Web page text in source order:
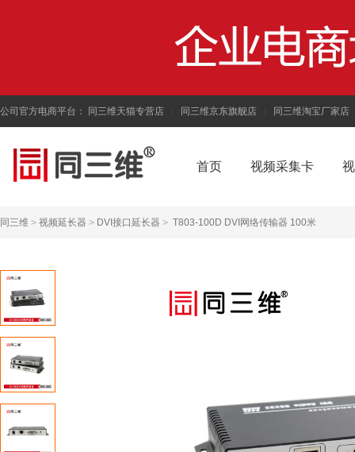
公司官方电商平台： 同三维天猫专营店 同三维京东旗舰店 同三维淘宝厂家店
首页 视频采集卡
同三维 > 视频延长器 > DVI接口延长器 > T803-100D DVI网络传输器 100米